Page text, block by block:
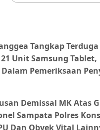
Tangkap
Unit Samsung
Pemeriksaan
Demissal MK Atas
Sampata Polres
Dan Obyek Vital